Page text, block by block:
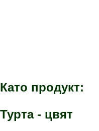
Като продукт:
Турта - цвят